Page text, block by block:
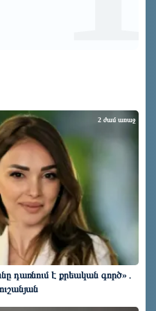
դառնում է քրեական գործ»․
2 ժամ առաջ